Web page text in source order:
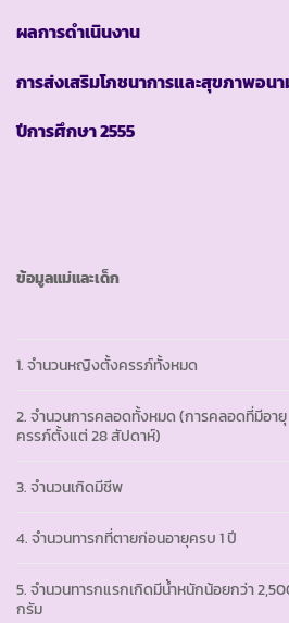
ผลการดำเนินงาน
การส่งเสริมโภชนาการและสุขภาพอน
ปีการศึกษา2555
ข้อมูลแม่และเด็ก
1. จำนวนหญิงตั้งครรภ์ทั้งหมด
2. จำนวนการคลอดทั้งหมด (การคลอดที่มีอายุ
ครรภ์ตั้งแต่ 28 สัปดาห์)
3. จำนวนเกิดมีชีพ
4. จำนวนทารกที่ตายก่อนอายุครบ 1 ปี
5. จำนวนทารกแรกเกิดมีน้ำหนักน้อยกว่า
กรัม